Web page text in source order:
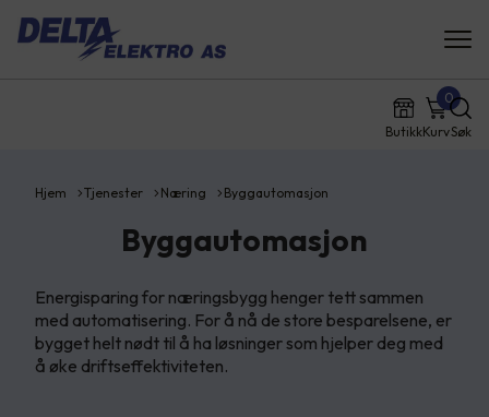
ButikkKurv
0
Søk
Hjem Tjenester Næring Byggautomasjon
Byggautomasjon
Energisparing for næringsbygg henger tett sammen
med automatisering. For å nå de store besparelsene, er
bygget helt nødt til å ha løsninger som hjelper deg med
å øke driftseffektiviteten.